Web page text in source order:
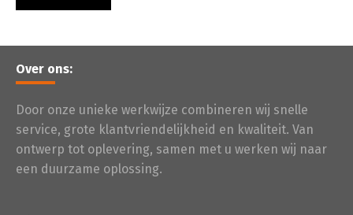
Over ons:
Door onze unieke werkwijze combineren wij snelle
service, grote klantvriendelijkheid en kwaliteit. Van
ontwerp tot oplevering, samen met u werken wij naar
een duurzame oplossing.